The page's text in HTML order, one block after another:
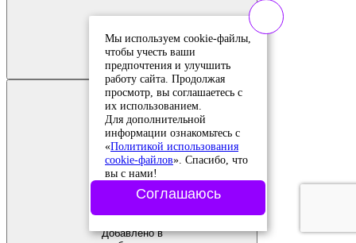
Добавить в
сравнение
Добавлено в
сравнение
Добавлено в
Мы используем cookie-файлы,
чтобы учесть ваши
предпочтения и улучшить
работу сайта. Продолжая
просмотр, вы соглашаетесь с
их использованием.
Для дополнительной
информации ознакомьтесь с
«Политикой использования
cookie-файлов». Спасибо, что
вы с нами!
Соглашаюсь